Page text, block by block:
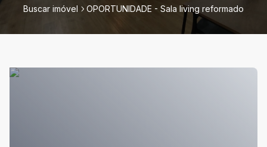
Buscar imóvel OPORTUNIDADE - Sala living reformado